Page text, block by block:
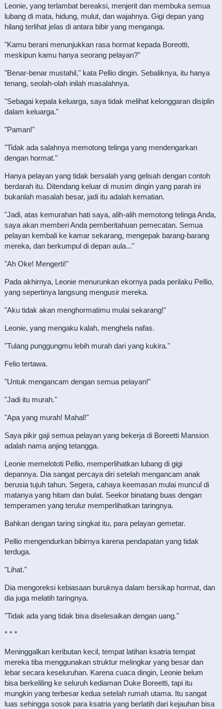
Leonie, yang terlambat bereaksi, menjerit dan membuka semua
lubang di mata, hidung, mulut, dan wajahnya. Gigi depan yang
hilang terlihat jelas di antara bibir yang menganga.
"Kamu berani menunjukkan rasa hormat kepada Boreotti,
meskipun kamu hanya seorang pelayan?"
"Benar-benar mustahil," kata Pellio dingin. Sebaliknya, itu hanya
tenang, seolah-olah inilah masalahnya.
"Sebagai kepala keluarga, saya tidak melihat kelonggaran disiplin
dalam keluarga."
"Paman!"
"Tidak ada salahnya memotong telinga yang mendengarkan
dengan hormat."
Hanya pelayan yang tidak bersalah yang gelisah dengan contoh
berdarah itu. Ditendang keluar di musim dingin yang parah ini
bukanlah masalah besar, jadi itu adalah kematian.
"Jadi, atas kemurahan hati saya, alih-alih memotong telinga Anda,
saya akan memberi Anda pemberitahuan pemecatan. Semua
pelayan kembali ke kamar sekarang, mengepak barang-barang
mereka, dan berkumpul di depan aula..."
"Ah Oke! Mengerti!"
Pada akhirnya, Leonie menurunkan ekornya pada perilaku Pellio,
yang sepertinya langsung mengusir mereka.
"Aku tidak akan menghormatimu mulai sekarang!"
Leonie, yang mengaku kalah, menghela nafas.
"Tulang punggungmu lebih murah dari yang kukira."
Felio tertawa.
"Untuk mengancam dengan semua pelayan!"
"Jadi itu murah."
"Apa yang murah! Mahal!"
Saya pikir gaji semua pelayan yang bekerja di Boreetti Mansion
adalah nama anjing tetangga.
Leonie memelototi Pellio, memperlihatkan lubang di gigi
depannya. Dia sangat percaya diri setelah mengancam anak
berusia tujuh tahun. Segera, cahaya keemasan mulai muncul di
matanya yang hitam dan bulat. Seekor binatang buas dengan
temperamen yang terulur memperlihatkan taringnya.
Bahkan dengan taring singkat itu, para pelayan gemetar.
Pellio mengendurkan bibirnya karena pendapatan yang tidak
terduga.
"Lihat."
Dia mengoreksi kebiasaan buruknya dalam bersikap hormat, dan
dia juga melatih taringnya.
"Tidak ada yang tidak bisa diselesaikan dengan uang."
* * *
Meninggalkan keributan kecil, tempat latihan ksatria tempat
mereka tiba menggunakan struktur melingkar yang besar dan
lebar secara keseluruhan. Karena cuaca dingin, Leonie belum
bisa berkeliling ke seluruh kediaman Duke Boreetti, tapi itu
mungkin yang terbesar kedua setelah rumah utama. Itu sangat
luas sehingga sosok para ksatria yang berlatih dari kejauhan bisa